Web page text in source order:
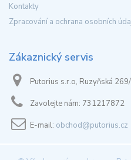
Kontakty
Zpracování a ochrana osobních
Zákaznický servis
Putorius s.r.o, Ruzyňská
Zavolejte nám: 731217872
E-mail: obchod@putorius.cz